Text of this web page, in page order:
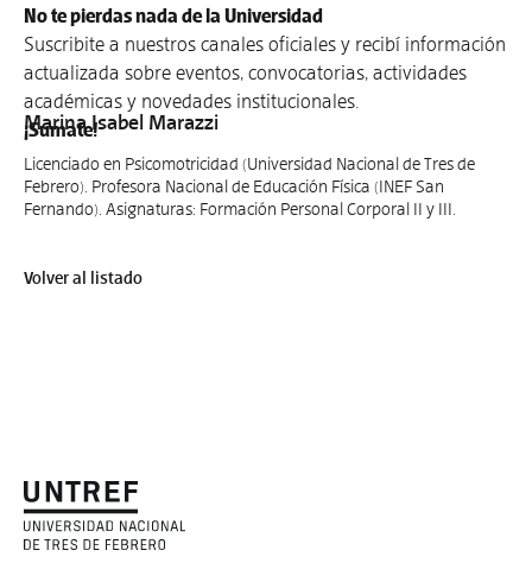
No te pierdas nada de la Universidad
Suscribite a nuestros canales oficiales y recibí información
actualizada sobre eventos, convocatorias, actividades
académicas y novedades institucionales.
¡Sumate!
Marina Isabel Marazzi
Licenciado en Psicomotricidad (Universidad Nacional de Tres de
Febrero). Profesora Nacional de Educación Física (INEF San
Fernando). Asignaturas: Formación Personal Corporal II y III.
Volver al listado